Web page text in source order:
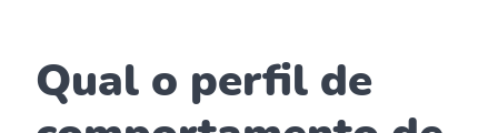
Qual o perfil de